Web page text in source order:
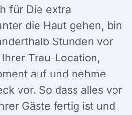
für Die extra
die Haut gehen, bin
Stunden vor
Trau-Location,
auf und nehme
vor. So dass alles vor
Gäste fertig ist und